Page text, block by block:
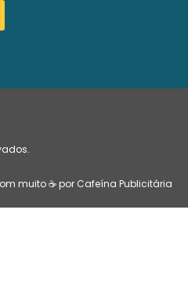
muito ☕ por Cafeína Publicitária